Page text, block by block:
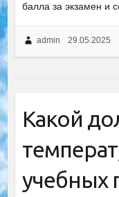
балла за экзамен и
admin 29.05.2025
Какой
учебных